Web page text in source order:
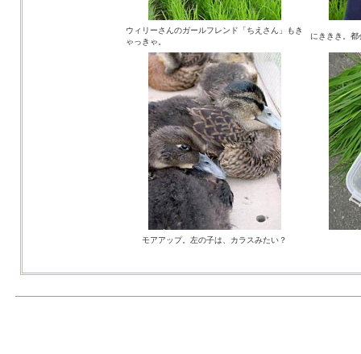
ウィリーさんのガールフレンド「ちえさん」もき
ゃっきゃ。
にききき。
モアアップ。左の子は、カラスみたい？